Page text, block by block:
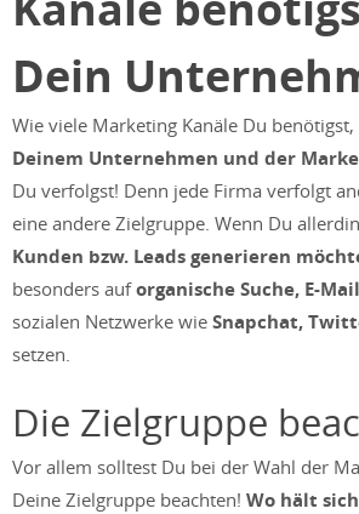
Dein
Wie viele Marketing Kanäle Du benötigst,
Deinem Unternehmen und der
Du verfolgst! Denn jede Firma verfolgt
eine andere Zielgruppe. Wenn Du
Kunden bzw. Leads generieren
besonders auforganische Suche, E-
sozialen Netzwerke wie Snapchat,
setzen.
Die Zielgruppe
Vor allem solltest Du bei der Wahl der
Deine Zielgruppe beachten! Wo hält